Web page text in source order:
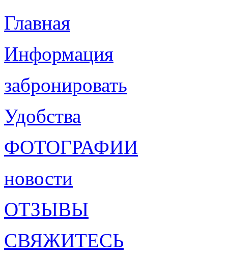
Главная
Информация
забронировать
Удобства
ФОТОГРАФИИ
новости
ОТЗЫВЫ
СВЯЖИТЕСЬ